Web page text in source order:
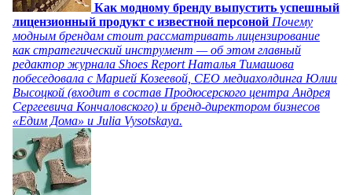
Как модному бренду выпустить успешный
лицензионный продукт с известной персоной Почему
модным брендам стоит рассматривать лицензирование
как стратегический инструмент — об этом главный
редактор журнала Shoes Report Наталья Тимашова
побеседовала с Марией Козеевой, СЕО медиахолдинга Юлии
Высоцкой (входит в состав Продюсерского центра Андрея
Сергеевича Кончаловского) и бренд-директором бизнесов
«Едим Дома» и Julia Vysotskaya.